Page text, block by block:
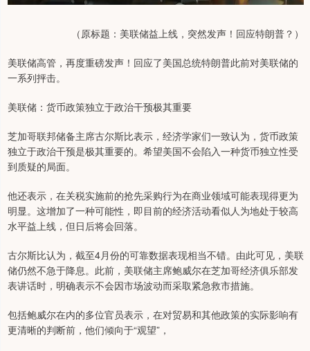
（原标题：美联储益上线，突然发声！回应特朗普？）
美联储高管，再度重磅发声！回应了美国总统特朗普此前对美联储的
一系列抨击。
美联储：货币政策独立于政治干预极其重要
芝加哥联邦储备主席古尔斯比表示，经济学家们一致认为，货币政策
独立于政治干预是极其重要的。希望美国不会陷入一种货币独立性受
到质疑的局面。
他还表示，在关税实施前的抢先采购行为在商业领域可能表现得更为
明显。这增加了一种可能性，即目前的经济活动看似人为地处于较高
水平益上线，但日后将会回落。
古尔斯比认为，截至4月份的可靠数据表现相当不错。由此可见，美联
储仍然不急于降息。此前，美联储主席鲍威尔在芝加哥经济俱乐部发
表讲话时，明确表示不会因市场波动而采取紧急救市措施。
包括鲍威尔在内的多位官员表示，在对贸易和其他政策的实际影响有
更清晰的判断前，他们倾向于“观望”，